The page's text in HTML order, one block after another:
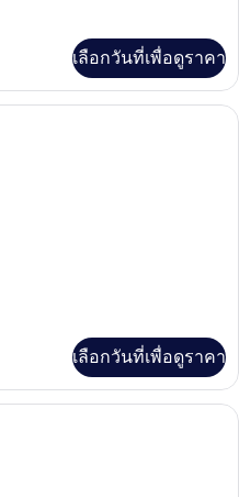
เลือกวันที่เพื่อดูราคา
เครื่องนอนระดับพรีเมียม, ผ้านวมขนเ
เลือกวันที่เพื่อดูราคา
เครื่องนอนระดับพรีเมียม, ผ้านวมขนเ